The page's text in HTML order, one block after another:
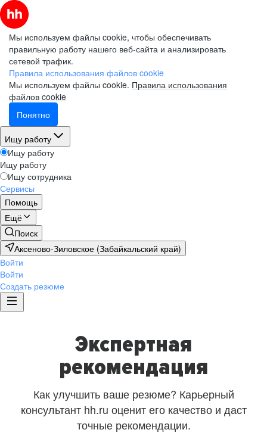
Мы используем файлы cookie, чтобы обеспечивать
правильную работу нашего веб-сайта и анализировать
сетевой трафик.
Правила использования файлов cookie
Мы используем файлы cookie. Правила использования
файлов cookie
Понятно
Ищу работу
Ищу работу
Ищу работу
Ищу сотрудника
Сервисы
Помощь
Ещё
Поиск
Аксеново-Зиловское (Забайкальский край)
Войти
Войти
Создать резюме
Экспертная
рекомендация
Как улучшить ваше резюме? Карьерный
консультант hh.ru оценит его качество и даст
точные рекомендации.